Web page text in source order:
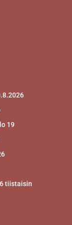
19
tiistaisin